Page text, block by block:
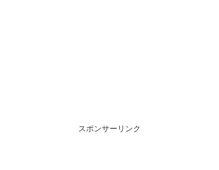
スポンサーリンク